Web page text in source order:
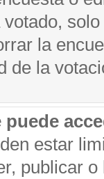
la
de la
puede
estar
publicar